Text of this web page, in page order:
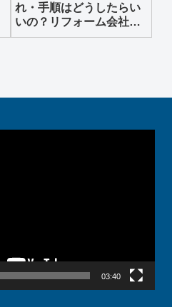
れ・手順はどうしたらい
いの？リフォーム会社が
解説します！
03:40